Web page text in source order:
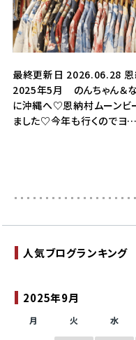
最終更新日 2026.06.28 恩
2025年5月 のんちゃん＆
に沖縄へ♡恩納村ムーンビ
ました♡今年も行くのでヨ…
2025年9月
月 火 水
人気ブログランキング